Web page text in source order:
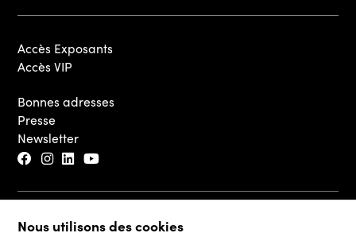
Nous utilisons des cookies
Accès Exposants
Accès VIP
Bonnes adresses
Presse
Newsletter
© 2026 - Luxembourg Art Week S.A.